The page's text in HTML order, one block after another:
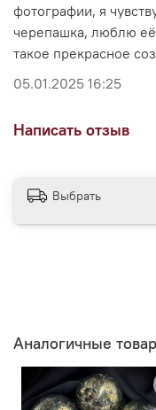
фотографии, я
черепашка, люблю
такое прекрасное
05.01.2025 16:25
Написать отзыв
Выбрать
Аналогичные